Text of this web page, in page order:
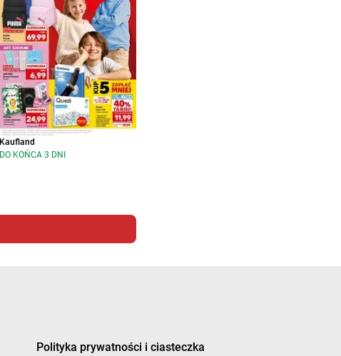
Kaufland
DO KOŃCA 3 DNI
Polityka prywatności i ciasteczka